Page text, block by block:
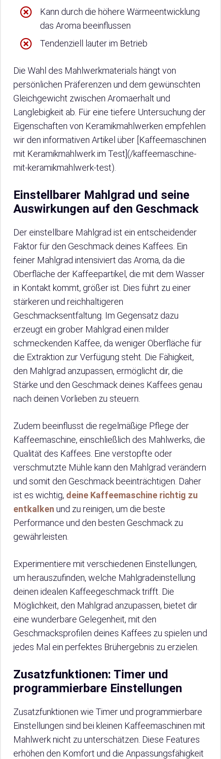
Kann durch die höhere Wärmeentwicklung
das Aroma beeinflussen
Tendenziell lauter im Betrieb
Die Wahl des Mahlwerkmaterials hängt von
persönlichen Präferenzen und dem gewünschten
Gleichgewicht zwischen Aromaerhalt und
Langlebigkeit ab. Für eine tiefere Untersuchung der
Eigenschaften von Keramikmahlwerken empfehlen
wir den informativen Artikel über [Kaffeemaschinen
mit Keramikmahlwerk im Test](/kaffeemaschine-
mit-keramikmahlwerk-test).
Einstellbarer Mahlgrad und seine
Auswirkungen auf den Geschmack
Der einstellbare Mahlgrad ist ein entscheidender
Faktor für den Geschmack deines Kaffees. Ein
feiner Mahlgrad intensiviert das Aroma, da die
Oberfläche der Kaffeepartikel, die mit dem Wasser
in Kontakt kommt, größer ist. Dies führt zu einer
stärkeren und reichhaltigeren
Geschmacksentfaltung. Im Gegensatz dazu
erzeugt ein grober Mahlgrad einen milder
schmeckenden Kaffee, da weniger Oberfläche für
die Extraktion zur Verfügung steht. Die Fähigkeit,
den Mahlgrad anzupassen, ermöglicht dir, die
Stärke und den Geschmack deines Kaffees genau
nach deinen Vorlieben zu steuern.
Zudem beeinflusst die regelmäßige Pflege der
Kaffeemaschine, einschließlich des Mahlwerks, die
Qualität des Kaffees. Eine verstopfte oder
verschmutzte Mühle kann den Mahlgrad verändern
und somit den Geschmack beeinträchtigen. Daher
ist es wichtig, deine Kaffeemaschine richtig zu
entkalken und zu reinigen, um die beste
Performance und den besten Geschmack zu
gewährleisten.
Experimentiere mit verschiedenen Einstellungen,
um herauszufinden, welche Mahlgradeinstellung
deinen idealen Kaffeegeschmack trifft. Die
Möglichkeit, den Mahlgrad anzupassen, bietet dir
eine wunderbare Gelegenheit, mit den
Geschmacksprofilen deines Kaffees zu spielen und
jedes Mal ein perfektes Brühergebnis zu erzielen.
Zusatzfunktionen: Timer und
programmierbare Einstellungen
Zusatzfunktionen wie Timer und programmierbare
Einstellungen sind bei kleinen Kaffeemaschinen mit
Mahlwerk nicht zu unterschätzen. Diese Features
erhöhen den Komfort und die Anpassungsfähigkeit